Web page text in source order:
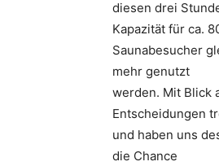
diesen drei
Kapazität für ca.
Saunabesucher
mehr genutzt
werden. Mit Blick
Entscheidungen
und haben uns
die Chance